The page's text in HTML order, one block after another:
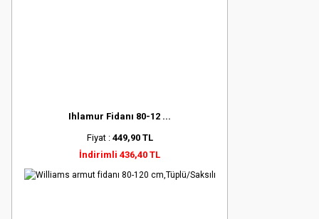
Ihlamur Fidanı 80-12 ...
Fiyat : 449,90 TL
İndirimli 436,40 TL